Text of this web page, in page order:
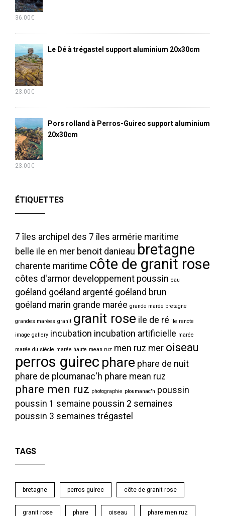
36.00€
Le Dé à trégastel support aluminium 20x30cm
23.00€
Pors rolland à Perros-Guirec support aluminium
20x30cm
23.00€
ÉTIQUETTES
7 îles archipel des 7 îles armérie maritime
belle ile en mer benoit danieau bretagne
charente maritime côte de granit rose
côtes d'armor developpement poussin eau
goéland goéland argenté goéland brun
goéland marin grande marée grande marée bretagne
grandes marées granit granit rose ile de ré ile renote
image gallery incubation incubation artificielle marée
marée du siècle marée haute mean ruz men ruz mer oiseau
perros guirec phare phare de nuit
phare de ploumanac'h phare mean ruz
phare men ruz photographie ploumanac'h poussin
poussin 1 semaine poussin 2 semaines
poussin 3 semaines trégastel
TAGS
bretagne perros guirec côte de granit rose
granit rose phare oiseau phare men ruz